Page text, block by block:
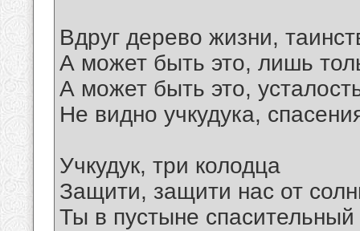
Вдруг дерево жизни,
А может быть это, лишь
А может быть это,
Не видно учкудука,
Учкудук, три колодца
Защити, защити нас от
Ты в пустыне спасительный